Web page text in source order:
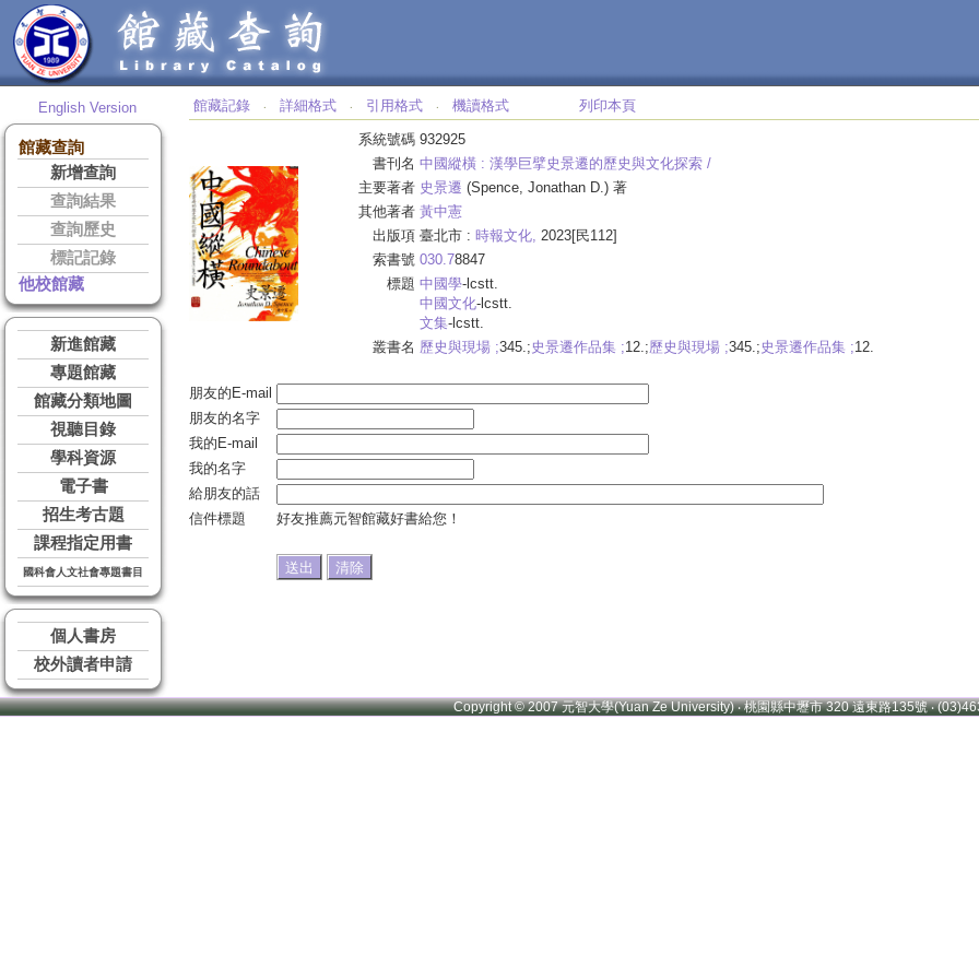
English Version
館藏查詢
新增查詢
查詢結果
查詢歷史
標記記錄
他校館藏
新進館藏
專題館藏
館藏分類地圖
視聽目錄
學科資源
電子書
招生考古題
課程指定用書
國科會人文社會專題書目
個人書房
校外讀者申請
館藏記錄 ‧ 詳細格式 ‧ 引用格式 ‧ 機讀格式 列印本頁
系統號碼 932925
書刊名 中國縱橫 : 漢學巨擘史景遷的歷史與文化探索 /
主要著者 史景遷 (Spence, Jonathan D.) 著
其他著者 黃中憲
出版項 臺北市 : 時報文化, 2023[民112]
索書號 030.78847
標題 中國學-lcstt.
中國文化-lcstt.
文集-lcstt.
叢書名 歷史與現場 ;345.; 史景遷作品集 ;12.;歷史與現場 ;345.; 史景遷作品集 ;12.
朋友的E-mail
朋友的名字
我的E-mail
我的名字
給朋友的話
信件標題
好友推薦元智館藏好書給您！
Copyright © 2007 元智大學(Yuan Ze University) ‧ 桃園縣中壢市 320 遠東路135號 ‧